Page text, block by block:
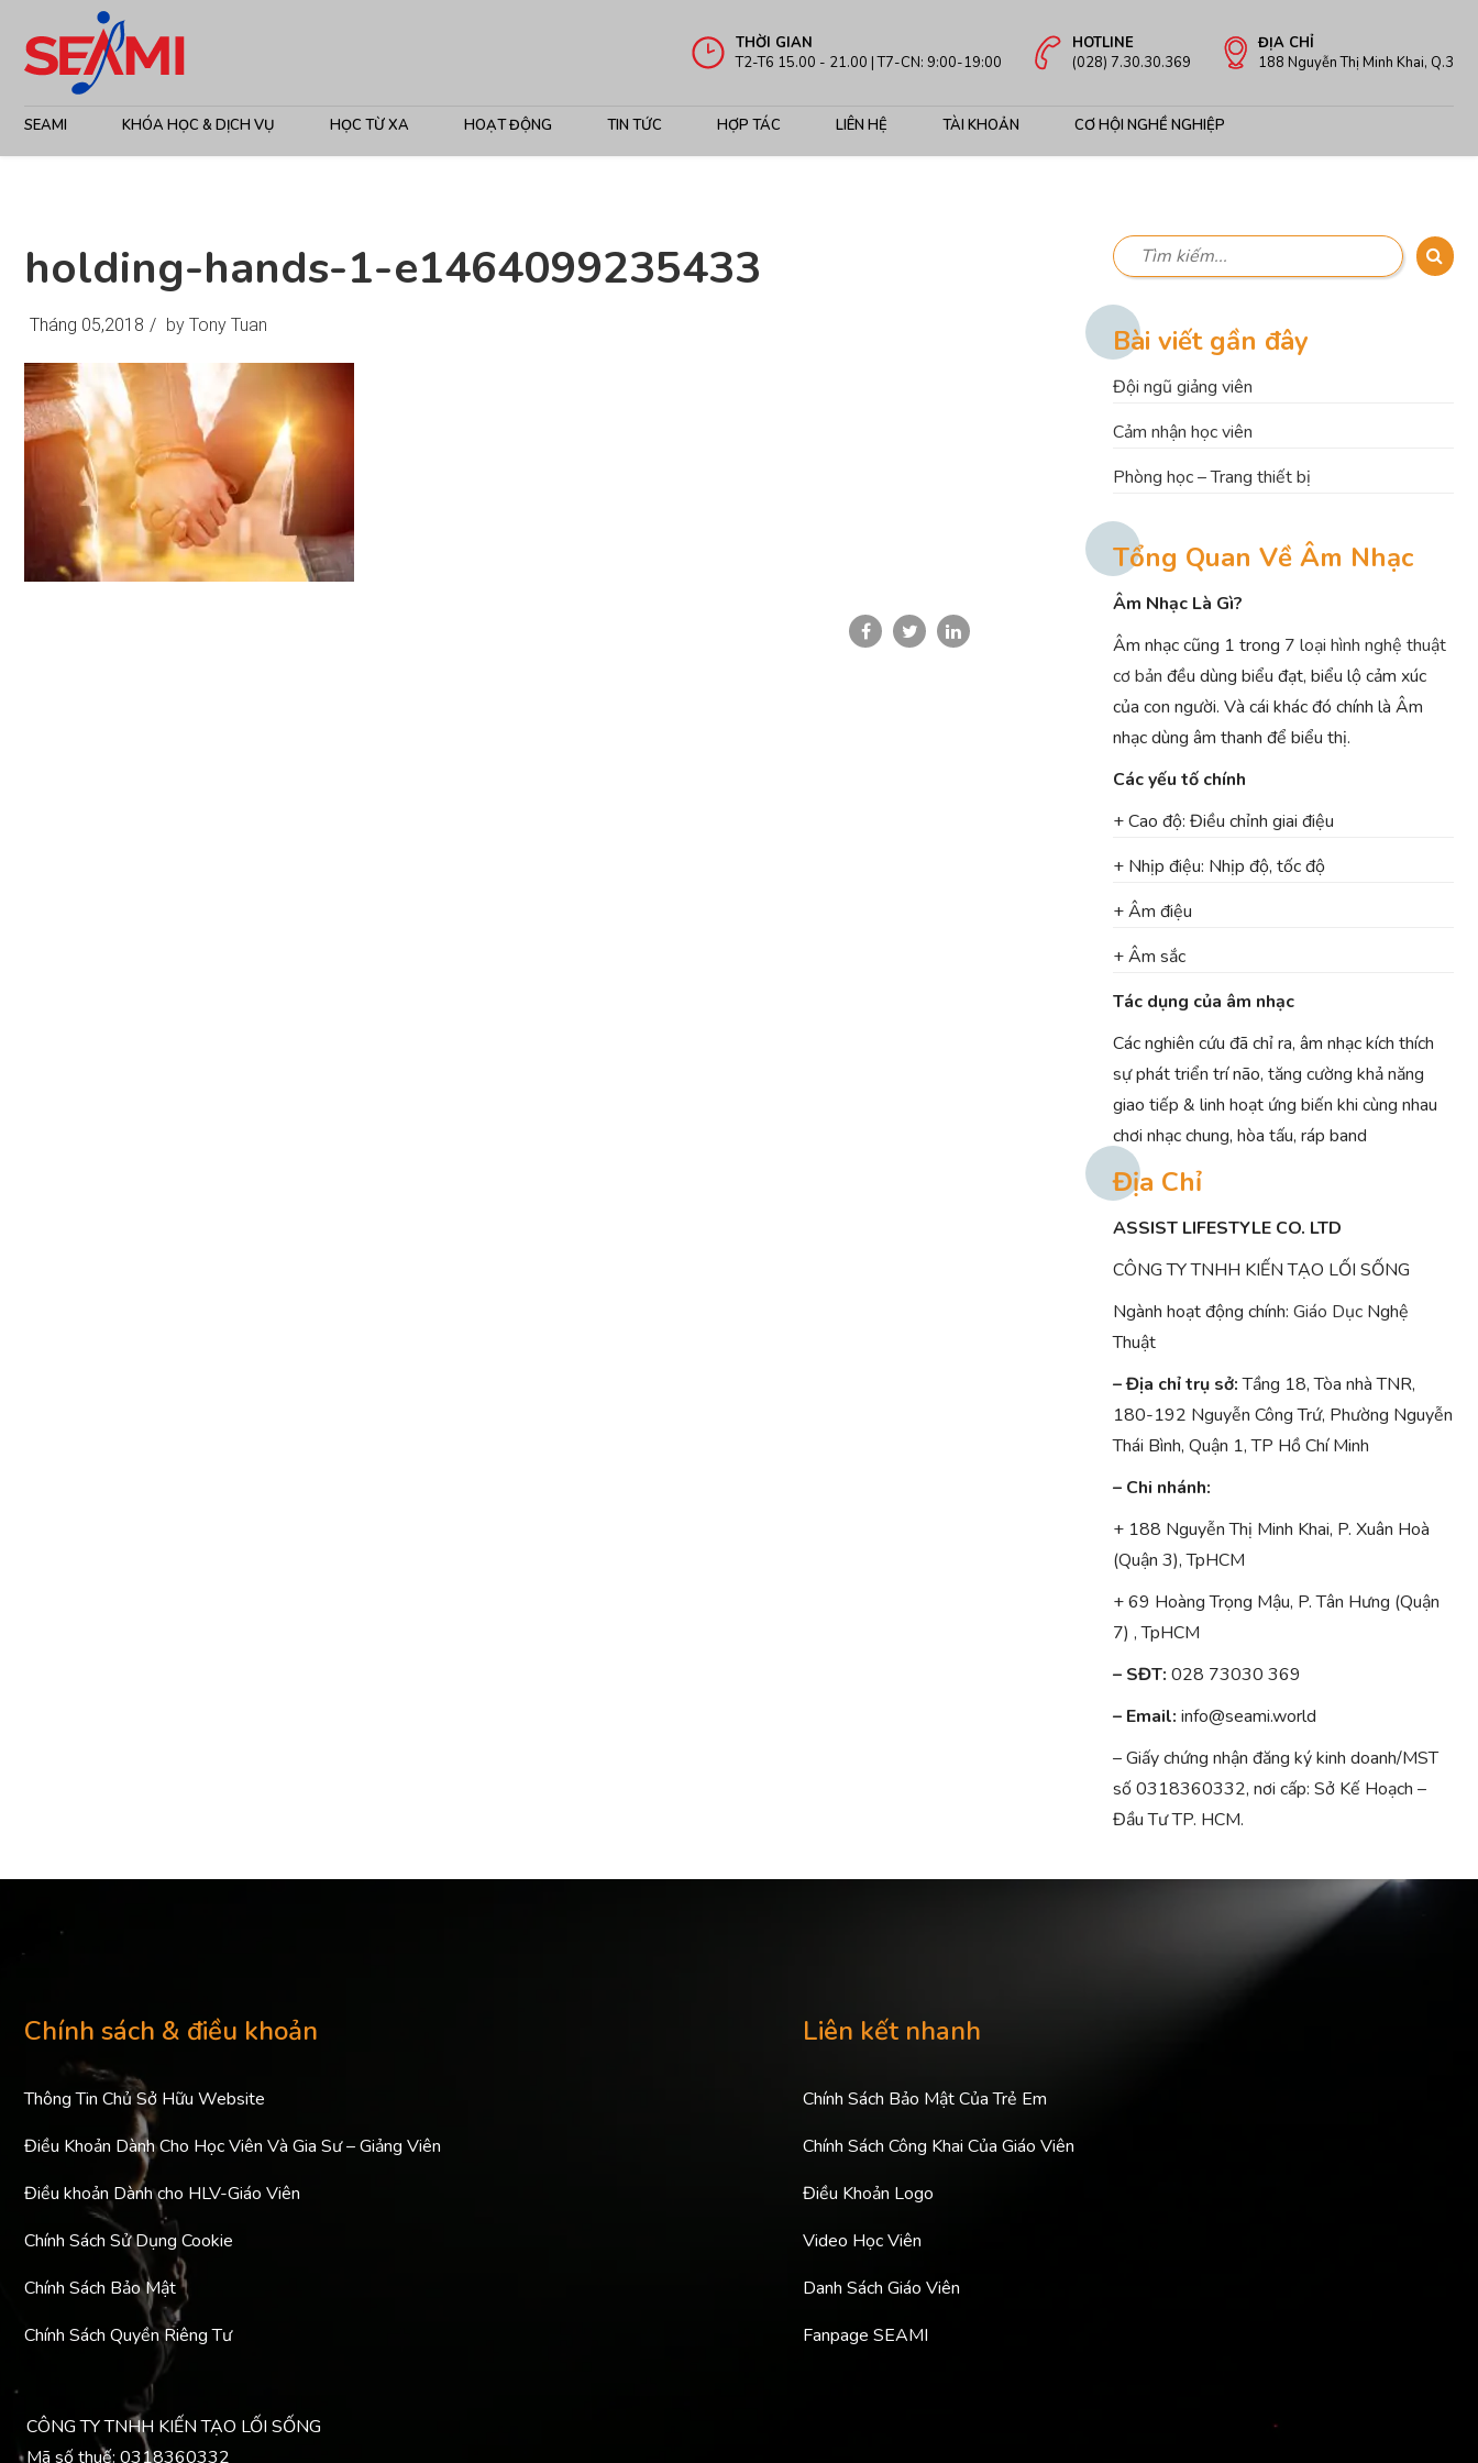
THỜI GIAN
T2-T6 15.00 - 21.00 | T7-CN: 9:00-19:00
HOTLINE
(028) 7.30.30.369
ĐỊA CHỈ
188 Nguyễn Thị Minh Khai, Q.3
SEAMI KHÓA HỌC & DỊCH VỤ HỌC TỪ XA HOẠT ĐỘNG TIN TỨC HỢP TÁC LIÊN HỆ TÀI KHOẢN CƠ HỘI NGHỀ NGHIỆP
holding-hands-1-e1464099235433
Tháng 05,2018 / by Tony Tuan Bài viết gần đây
Đội ngũ giảng viên
Cảm nhận học viên
Phòng học – Trang thiết bị
Tổng Quan Về Âm Nhạc
Âm Nhạc Là Gì?
Âm nhạc cũng 1 trong 7 loại hình nghệ thuật
cơ bản đều dùng biểu đạt, biểu lộ cảm xúc
của con người. Và cái khác đó chính là Âm
nhạc dùng âm thanh để biểu thị.
Các yếu tố chính
+ Cao độ: Điều chỉnh giai điệu
+ Nhịp điệu: Nhịp độ, tốc độ
+ Âm điệu
+ Âm sắc
Tác dụng của âm nhạc
Các nghiên cứu đã chỉ ra, âm nhạc kích thích
sự phát triển trí não, tăng cường khả năng
giao tiếp & linh hoạt ứng biến khi cùng nhau
chơi nhạc chung, hòa tấu, ráp band
Địa Chỉ
ASSIST LIFESTYLE CO. LTD
CÔNG TY TNHH KIẾN TẠO LỐI SỐNG
Ngành hoạt động chính: Giáo Dục Nghệ
Thuật
– Địa chỉ trụ sở:Tầng 18, Tòa nhà TNR,
180-192 Nguyễn Công Trứ, Phường Nguyễn
Thái Bình, Quận 1, TP Hồ Chí Minh
– Chi nhánh:
+ 188 Nguyễn Thị Minh Khai, P. Xuân Hoà
(Quận 3), TpHCM
+ 69 Hoàng Trọng Mậu, P. Tân Hưng (Quận
7) , TpHCM
– SĐT: 028 73030 369
– Email: info@seami.world
– Giấy chứng nhận đăng ký kinh doanh/MST
số 0318360332, nơi cấp: Sở Kế Hoạch –
Đầu Tư TP. HCM.
Chính sách & điều khoản
Thông Tin Chủ Sở Hữu Website
Điều Khoản Dành Cho Học Viên Và Gia Sư – Giảng Viên
Điều khoản Dành cho HLV-Giáo Viên
Chính Sách Sử Dụng Cookie
Chính Sách Bảo Mật
Chính Sách Quyền Riêng Tư
Liên kết nhanh
Chính Sách Bảo Mật Của Trẻ Em
Chính Sách Công Khai Của Giáo Viên
Điều Khoản Logo
Video Học Viên
Danh Sách Giáo Viên
Fanpage SEAMI
CÔNG TY TNHH KIẾN TẠO LỐI SỐNG
Mã số thuế: 0318360332